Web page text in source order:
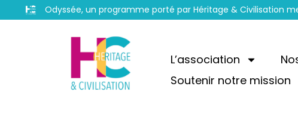
Odyssée, un programme porté par Héritage & Civilisation
L’association
Soutenir notre mission
articles